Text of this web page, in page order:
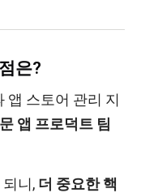
은?
앱 스토어 관리 지
앱 프로덕트 팀
니, 더 중요한 핵